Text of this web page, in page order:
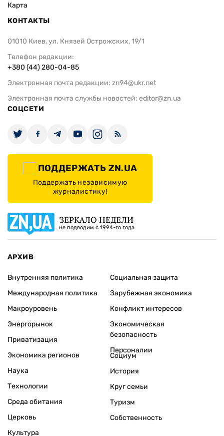
Карта
КОНТАКТЫ
01010 Киев, ул. Князей Острожских, 19/1
Телефон редакции:
+380 (44) 280-04-85
Электронная почта редакции: zn94@ukr.net
Электронная почта службы новостей: editor@zn.ua
СОЦСЕТИ
ПОДДЕРЖАТЬ ZN.UA
Поддержать независимую
журналистику!
ЗЕРКАЛО НЕДЕЛИ
не подводим с 1994-го года
АРХИВ
Внутренняя политика
Международная политика
Макроуровень
Энергорынок
Приватизация
Экономика регионов
Социальная защита
Зарубежная экономика
Конфликт интересов
Экономическая
безопасность
Персоналии
Наука
Технологии
Среда обитания
Церковь
Культура
Социум
История
Круг семьи
Туризм
Собственность